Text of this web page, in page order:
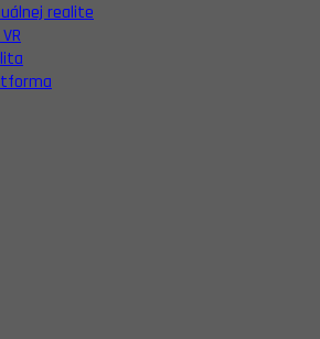
realite